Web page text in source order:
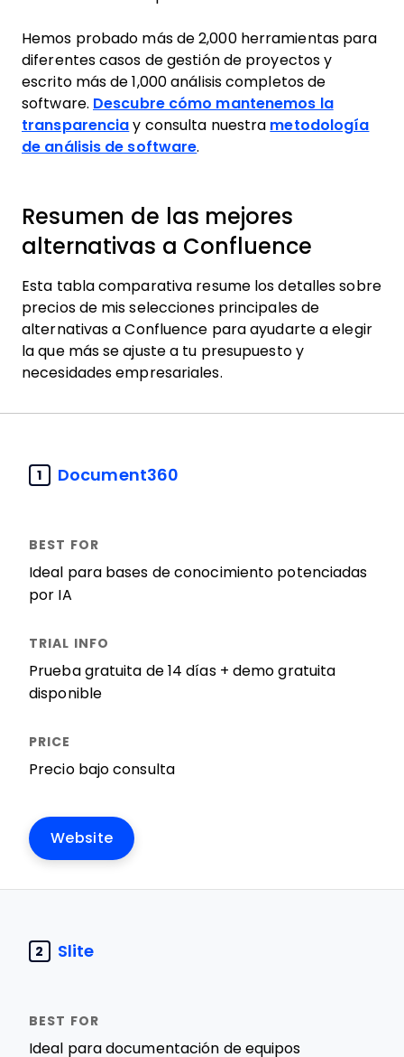
Hemos probado más de 2,000 herramientas para
diferentes casos de gestión de proyectos y
escrito más de 1,000 análisis completos de
software. Descubre cómo mantenemos la
transparencia y consulta nuestra metodología
de análisis de software.
Resumen de las mejores
alternativas a Confluence
Esta tabla comparativa resume los detalles sobre
precios de mis selecciones principales de
alternativas a Confluence para ayudarte a elegir
la que más se ajuste a tu presupuesto y
necesidades empresariales.
1 Document360
Ideal para bases de conocimiento potenciadas
por IA
Prueba gratuita de 14 días + demo gratuita
disponible
Precio bajo consulta
Website
2 Slite
Ideal para documentación de equipos